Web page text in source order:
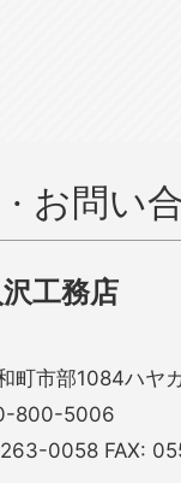
お問い
工務店
町市部1084ハヤ
800-5006
0058 FAX: